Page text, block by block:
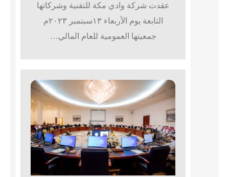
عقدت شركة وادي مكة للتقنية وشركاتها
التابعة يوم الأربعاء ١٣سبتمبر ٢٠٢٣م
جمعيتها العمومية للعام المالي…